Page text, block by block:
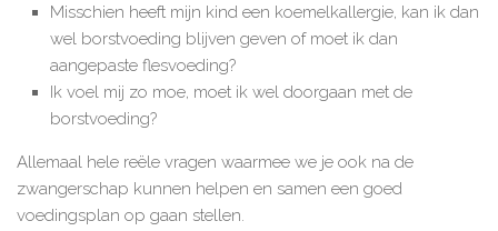
Misschien heeft mijn kind een koemelkallergie, kan ik dan
wel borstvoeding blijven geven of moet ik dan
aangepaste flesvoeding?
Ik voel mij zo moe, moet ik wel doorgaan met de
borstvoeding?
Allemaal hele reële vragen waarmee we je ook na de
zwangerschap kunnen helpen en samen een goed
voedingsplan op gaan stellen.